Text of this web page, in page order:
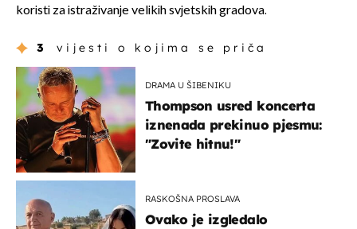
koristi za istraživanje velikih svjetskih gradova.
3 vijesti o kojima se priča
DRAMA U ŠIBENIKU
Thompson usred koncerta
iznenada prekinuo pjesmu:
"Zovite hitnu!"
RASKOŠNA PROSLAVA
Ovako je izgledalo